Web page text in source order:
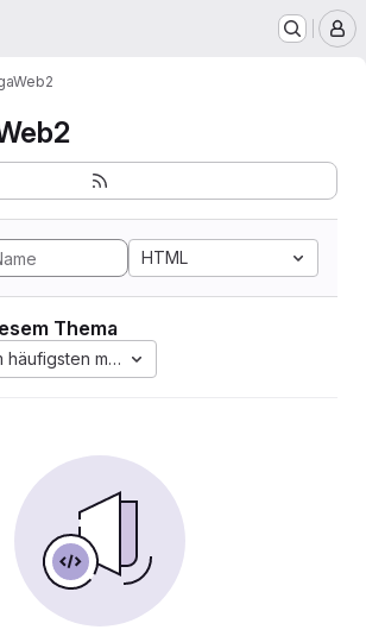
HTML
Thema
häufigsten markiert